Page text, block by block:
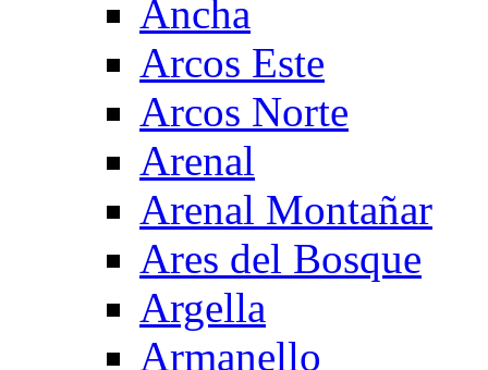
Ancha
Arcos Este
Arcos Norte
Arenal
Arenal Montañar
Ares del Bosque
Argella
Armanello